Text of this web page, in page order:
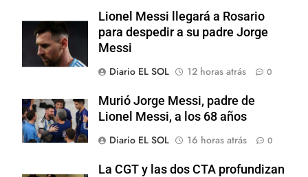
Lionel Messi llegará a Rosario
para despedir a su padre Jorge
Messi
Diario EL SOL
12 horas atrás 0
Murió Jorge Messi, padre de
Lionel Messi, a los 68 años
Diario EL SOL
16 horas atrás 0
La CGT y las dos CTA profundizan